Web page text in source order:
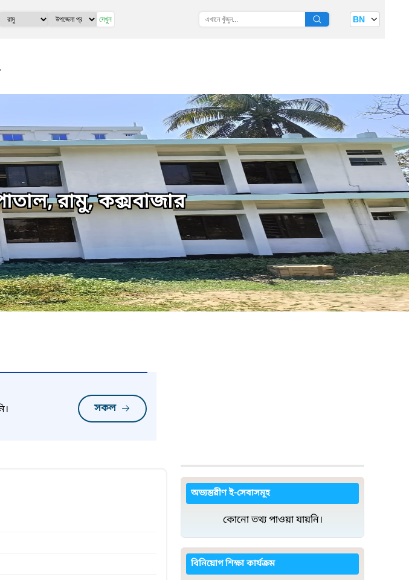
দেখুন BN
রামু, কক্সবাজার
সকল
অভ্যন্তরীণ ই-সেবাসমূহ
কোনো তথ্য পাওয়া যায়নি।
বিনিয়োগ শিক্ষা কার্যক্রম